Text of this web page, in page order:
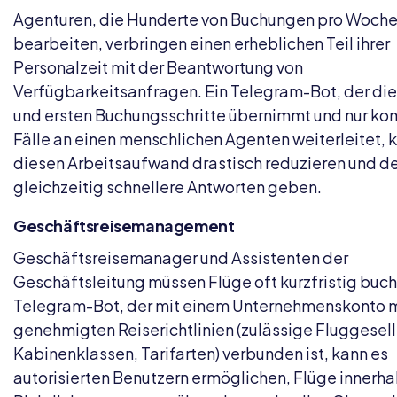
Agenturen, die Hunderte von Buchungen pro Woche
bearbeiten, verbringen einen erheblichen Teil ihrer
Personalzeit mit der Beantwortung von
Verfügbarkeitsanfragen. Ein Telegram-Bot, der
und ersten Buchungsschritte übernimmt und nur
Fälle an einen menschlichen Agenten weiterleitet,
diesen Arbeitsaufwand drastisch reduzieren und
gleichzeitig schnellere Antworten geben.
Geschäftsreisemanagement
Geschäftsreisemanager und Assistenten der
Geschäftsleitung müssen Flüge oft kurzfristig
Telegram-Bot, der mit einem Unternehmenskonto
genehmigten Reiserichtlinien (zulässige
Kabinenklassen, Tarifarten) verbunden ist, kann es
autorisierten Benutzern ermöglichen, Flüge